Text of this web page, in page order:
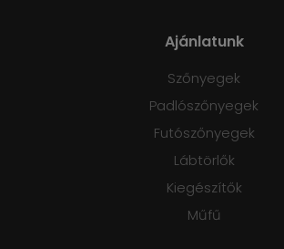
Ajánlatunk
Szőnyegek
Padlószőnyegek
Futószőnyegek
Lábtörlők
Kiegészítők
Műfű